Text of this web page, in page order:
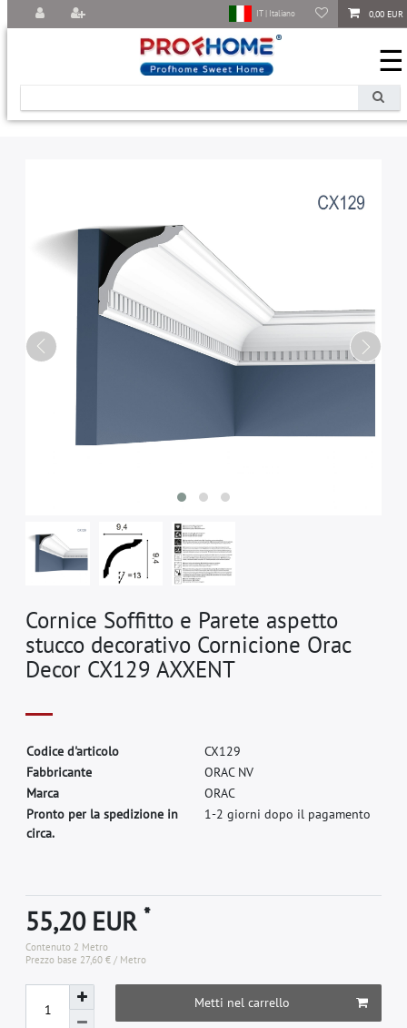
0,00 EUR
IT | Italiano
☰
Cornice Soffitto e Parete aspetto
stucco decorativo Cornicione Orac
Decor CX129 AXXENT
Codice d'articolo CX129
Fabbricante ORAC NV
Marca ORAC
Pronto per la spedizione in
circa.
1-2 giorni dopo il pagamento
55,20 EUR*
Contenuto 2 Metro
Prezzo base 27,60 € / Metro
Metti nel carrello